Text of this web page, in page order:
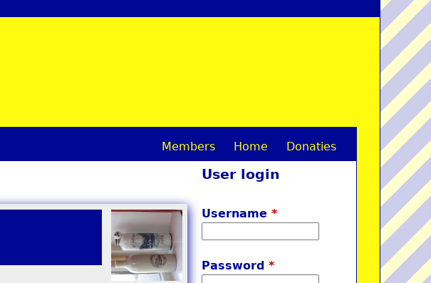
M
i
n
m
Members Home Donaties
User login
Username*
Password*